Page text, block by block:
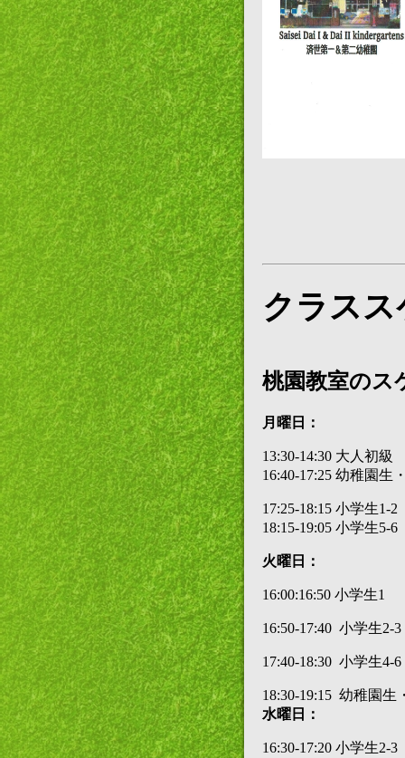
クラス
桃園教室のス
月曜日：
13:30-14:30 大人初級
16:40-17:25 幼稚園生
17:25-18:15 小学生1-2
18:15-19:05 小学生5-6
火曜日：
16:00:16:50 小学生1
16:50-17:40 小学生2-3
17:40-18:30 小学生4-6
18:30-19:15 幼稚園生
水曜日：
16:30-17:20 小学生2-3